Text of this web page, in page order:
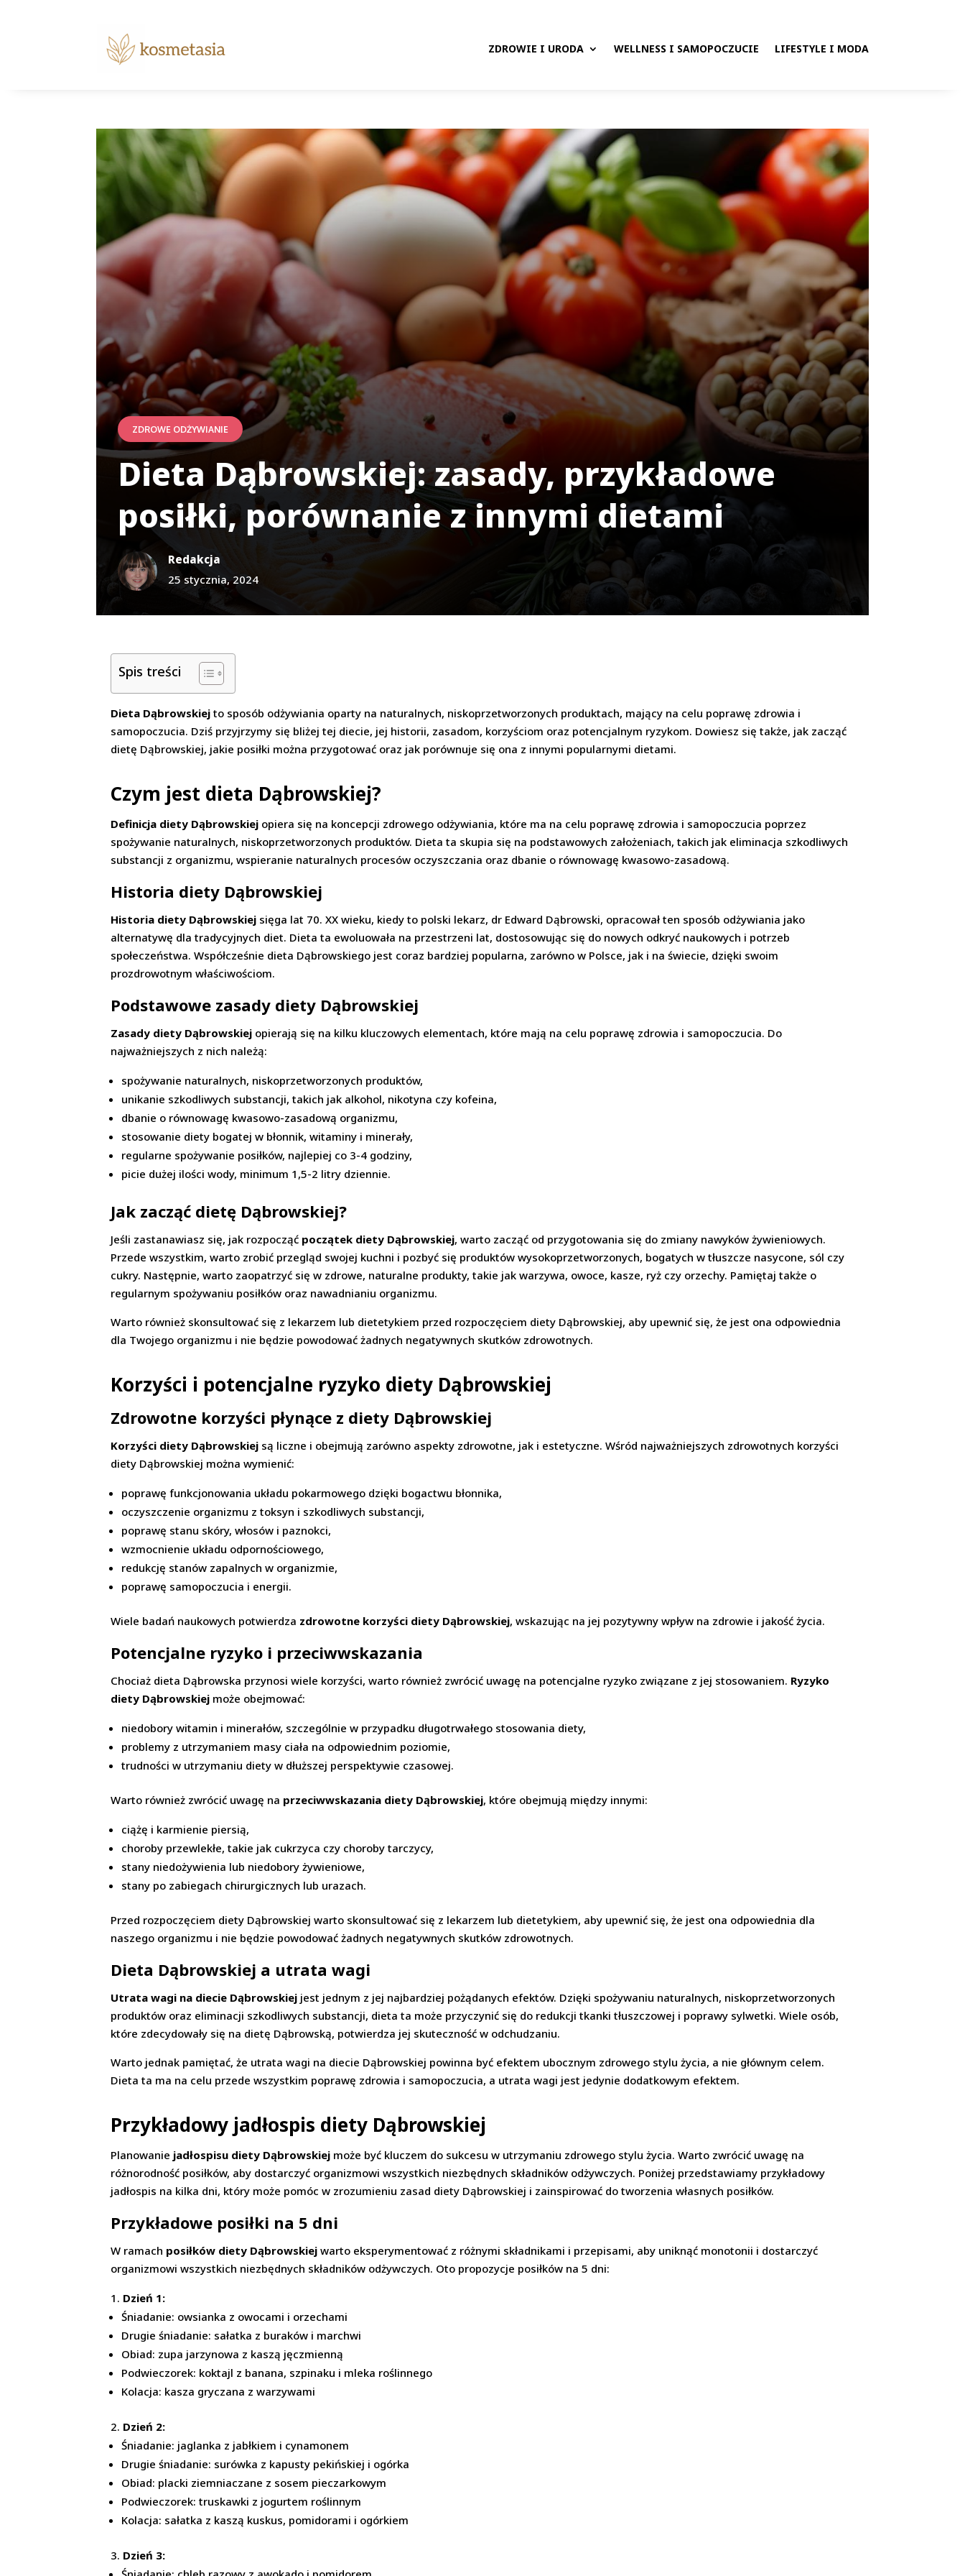
ZDROWIE I URODA WELLNESS I SAMOPOCZUCIE LIFESTYLE I MODA
ZDROWE ODŻYWIANIE
Dieta Dąbrowskiej: zasady, przykładowe
posiłki, porównanie z innymi dietami
Redakcja
25 stycznia, 2024
Spis treści
Dieta Dąbrowskiej to sposób odżywiania oparty na naturalnych, niskoprzetworzonych produktach, mający na celu poprawę zdrowia i
samopoczucia. Dziś przyjrzymy się bliżej tej diecie, jej historii, zasadom, korzyściom oraz potencjalnym ryzykom. Dowiesz się także, jak zacząć
dietę Dąbrowskiej, jakie posiłki można przygotować oraz jak porównuje się ona z innymi popularnymi dietami.
Czym jest dieta Dąbrowskiej?
Definicja diety Dąbrowskiej opiera się na koncepcji zdrowego odżywiania, które ma na celu poprawę zdrowia i samopoczucia poprzez
spożywanie naturalnych, niskoprzetworzonych produktów. Dieta ta skupia się na podstawowych założeniach, takich jak eliminacja szkodliwych
substancji z organizmu, wspieranie naturalnych procesów oczyszczania oraz dbanie o równowagę kwasowo-zasadową.
Historia diety Dąbrowskiej
Historia diety Dąbrowskiej sięga lat 70. XX wieku, kiedy to polski lekarz, dr Edward Dąbrowski, opracował ten sposób odżywiania jako
alternatywę dla tradycyjnych diet. Dieta ta ewoluowała na przestrzeni lat, dostosowując się do nowych odkryć naukowych i potrzeb
społeczeństwa. Współcześnie dieta Dąbrowskiego jest coraz bardziej popularna, zarówno w Polsce, jak i na świecie, dzięki swoim
prozdrowotnym właściwościom.
Podstawowe zasady diety Dąbrowskiej
Zasady diety Dąbrowskiej opierają się na kilku kluczowych elementach, które mają na celu poprawę zdrowia i samopoczucia. Do
najważniejszych z nich należą:
spożywanie naturalnych, niskoprzetworzonych produktów,
unikanie szkodliwych substancji, takich jak alkohol, nikotyna czy kofeina,
dbanie o równowagę kwasowo-zasadową organizmu,
stosowanie diety bogatej w błonnik, witaminy i minerały,
regularne spożywanie posiłków, najlepiej co 3-4 godziny,
picie dużej ilości wody, minimum 1,5-2 litry dziennie.
Jak zacząć dietę Dąbrowskiej?
Jeśli zastanawiasz się, jak rozpocząć początek diety Dąbrowskiej, warto zacząć od przygotowania się do zmiany nawyków żywieniowych.
Przede wszystkim, warto zrobić przegląd swojej kuchni i pozbyć się produktów wysokoprzetworzonych, bogatych w tłuszcze nasycone, sól czy
cukry. Następnie, warto zaopatrzyć się w zdrowe, naturalne produkty, takie jak warzywa, owoce, kasze, ryż czy orzechy. Pamiętaj także o
regularnym spożywaniu posiłków oraz nawadnianiu organizmu.
Warto również skonsultować się z lekarzem lub dietetykiem przed rozpoczęciem diety Dąbrowskiej, aby upewnić się, że jest ona odpowiednia
dla Twojego organizmu i nie będzie powodować żadnych negatywnych skutków zdrowotnych.
Korzyści i potencjalne ryzyko diety Dąbrowskiej
Zdrowotne korzyści płynące z diety Dąbrowskiej
Korzyści diety Dąbrowskiej są liczne i obejmują zarówno aspekty zdrowotne, jak i estetyczne. Wśród najważniejszych zdrowotnych korzyści
diety Dąbrowskiej można wymienić:
poprawę funkcjonowania układu pokarmowego dzięki bogactwu błonnika,
oczyszczenie organizmu z toksyn i szkodliwych substancji,
poprawę stanu skóry, włosów i paznokci,
wzmocnienie układu odpornościowego,
redukcję stanów zapalnych w organizmie,
poprawę samopoczucia i energii.
Wiele badań naukowych potwierdza zdrowotne korzyści diety Dąbrowskiej, wskazując na jej pozytywny wpływ na zdrowie i jakość życia.
Potencjalne ryzyko i przeciwwskazania
Chociaż dieta Dąbrowska przynosi wiele korzyści, warto również zwrócić uwagę na potencjalne ryzyko związane z jej stosowaniem. Ryzyko
diety Dąbrowskiej może obejmować:
niedobory witamin i minerałów, szczególnie w przypadku długotrwałego stosowania diety,
problemy z utrzymaniem masy ciała na odpowiednim poziomie,
trudności w utrzymaniu diety w dłuższej perspektywie czasowej.
Warto również zwrócić uwagę na przeciwwskazania diety Dąbrowskiej, które obejmują między innymi:
ciążę i karmienie piersią,
choroby przewlekłe, takie jak cukrzyca czy choroby tarczycy,
stany niedożywienia lub niedobory żywieniowe,
stany po zabiegach chirurgicznych lub urazach.
Przed rozpoczęciem diety Dąbrowskiej warto skonsultować się z lekarzem lub dietetykiem, aby upewnić się, że jest ona odpowiednia dla
naszego organizmu i nie będzie powodować żadnych negatywnych skutków zdrowotnych.
Dieta Dąbrowskiej a utrata wagi
Utrata wagi na diecie Dąbrowskiej jest jednym z jej najbardziej pożądanych efektów. Dzięki spożywaniu naturalnych, niskoprzetworzonych
produktów oraz eliminacji szkodliwych substancji, dieta ta może przyczynić się do redukcji tkanki tłuszczowej i poprawy sylwetki. Wiele osób,
które zdecydowały się na dietę Dąbrowską, potwierdza jej skuteczność w odchudzaniu.
Warto jednak pamiętać, że utrata wagi na diecie Dąbrowskiej powinna być efektem ubocznym zdrowego stylu życia, a nie głównym celem.
Dieta ta ma na celu przede wszystkim poprawę zdrowia i samopoczucia, a utrata wagi jest jedynie dodatkowym efektem.
Przykładowy jadłospis diety Dąbrowskiej
Planowanie jadłospisu diety Dąbrowskiej może być kluczem do sukcesu w utrzymaniu zdrowego stylu życia. Warto zwrócić uwagę na
różnorodność posiłków, aby dostarczyć organizmowi wszystkich niezbędnych składników odżywczych. Poniżej przedstawiamy przykładowy
jadłospis na kilka dni, który może pomóc w zrozumieniu zasad diety Dąbrowskiej i zainspirować do tworzenia własnych posiłków.
Przykładowe posiłki na 5 dni
W ramach posiłków diety Dąbrowskiej warto eksperymentować z różnymi składnikami i przepisami, aby uniknąć monotonii i dostarczyć
organizmowi wszystkich niezbędnych składników odżywczych. Oto propozycje posiłków na 5 dni:
Dzień 1:
Śniadanie: owsianka z owocami i orzechami
Drugie śniadanie: sałatka z buraków i marchwi
Obiad: zupa jarzynowa z kaszą jęczmienną
Podwieczorek: koktajl z banana, szpinaku i mleka roślinnego
Kolacja: kasza gryczana z warzywami
Dzień 2:
Śniadanie: jaglanka z jabłkiem i cynamonem
Drugie śniadanie: surówka z kapusty pekińskiej i ogórka
Obiad: placki ziemniaczane z sosem pieczarkowym
Podwieczorek: truskawki z jogurtem roślinnym
Kolacja: sałatka z kaszą kuskus, pomidorami i ogórkiem
Dzień 3: